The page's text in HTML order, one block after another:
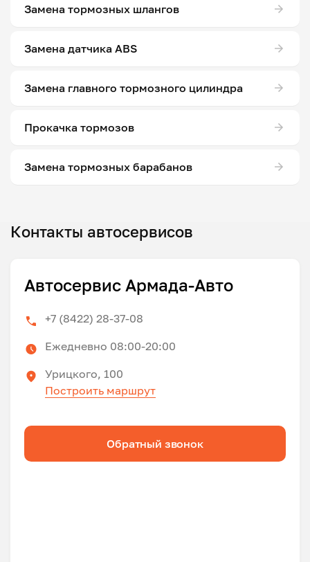
Замена тормозных шлангов
Замена датчика ABS
Замена главного тормозного цилиндра
Прокачка тормозов
Замена тормозных барабанов
Контакты автосервисов
Автосервис Армада-Авто
+7 (8422) 28-37-08
Ежедневно 08:00-20:00
Урицкого, 100
Построить маршрут
Обратный звонок